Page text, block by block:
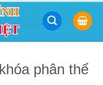
phân thể